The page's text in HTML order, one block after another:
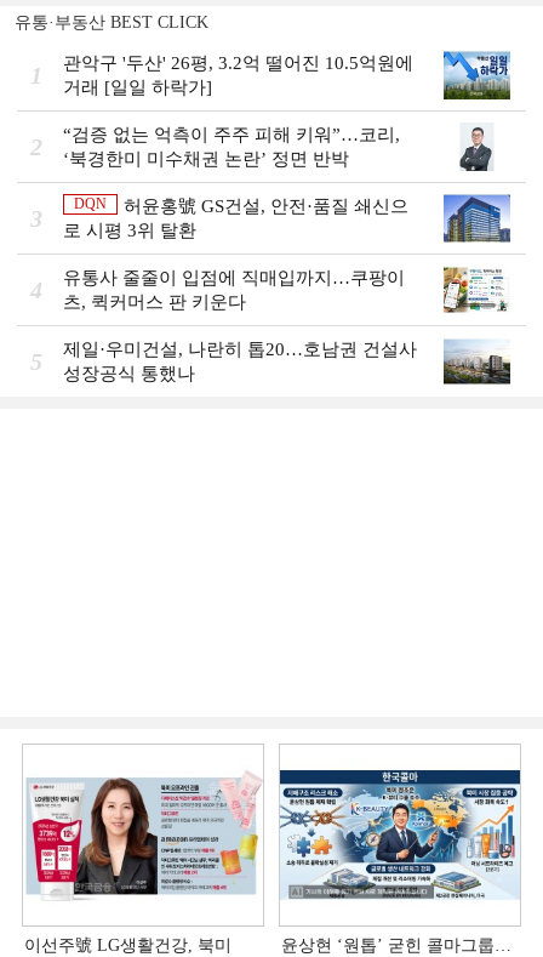
유통·부동산 BEST CLICK
1
관악구 '두산' 26평, 3.2억 떨어진 10.5억원에
거래 [일일 하락가]
2
“검증 없는 억측이 주주 피해 키워”…코리,
‘북경한미 미수채권 논란’ 정면 반박
3
DQN
허윤홍號 GS건설, 안전·품질 쇄신으
로 시평 3위 탈환
4
유통사 줄줄이 입점에 직매입까지…쿠팡이
츠, 퀵커머스 판 키운다
5
제일·우미건설, 나란히 톱20…호남권 건설사
성장공식 통했나
이선주號 LG생활건강, 북미
윤상현 ‘원톱ʼ 굳힌 콜마그룹…